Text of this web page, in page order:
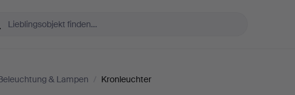
& Lampen / Kronleuchter